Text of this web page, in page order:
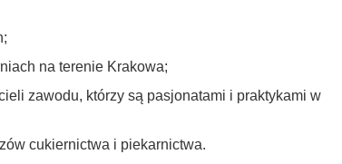
na terenie Krakowa;
zawodu, którzy są pasjonatami i praktykami w
cukiernictwa i piekarnictwa.